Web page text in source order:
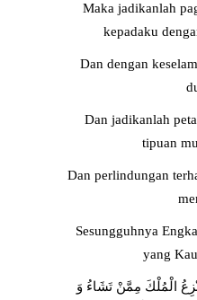
Maka jadikanlah
kepadaku
Dan dengan
Dan jadikanlah
tipuan
Dan perlindungan
Sesungguhnya
yang